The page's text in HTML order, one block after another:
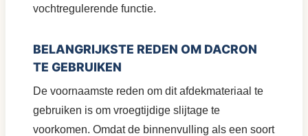
vochtregulerende functie.
BELANGRIJKSTE REDEN OM DACRON
TE GEBRUIKEN
De voornaamste reden om dit afdekmateriaal te
gebruiken is om vroegtijdige slijtage te
voorkomen. Omdat de binnenvulling als een soort